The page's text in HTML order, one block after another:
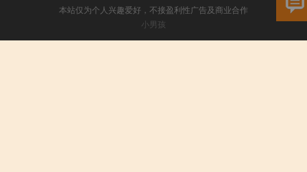
本站仅为个人兴趣爱好，不接盈利性广告及商业合作
小男孩